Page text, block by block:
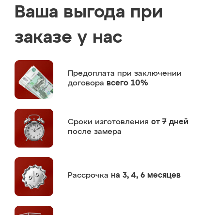
Ваша выгода при
заказе у нас
Предоплата при заключении
договора всего 10%
Сроки изготовления от 7 дней
после замера
Рассрочка на 3, 4, 6 месяцев